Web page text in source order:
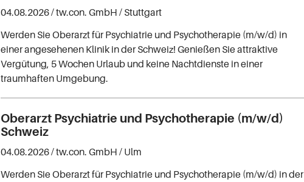
04.08.2026 /tw.con. GmbH / Stuttgart
Werden Sie Oberarzt für Psychiatrie und Psychotherapie (m/w/d) in
einer angesehenen Klinik in der Schweiz! Genießen Sie attraktive
Vergütung, 5 Wochen Urlaub und keine Nachtdienste in einer
traumhaften Umgebung.
Oberarzt Psychiatrie und Psychotherapie (m/w/d)
Schweiz
04.08.2026 /tw.con. GmbH / Ulm
Werden Sie Oberarzt für Psychiatrie und Psychotherapie (m/w/d) in der